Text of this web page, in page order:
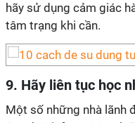
hãy sử dụng cảm giác
tâm trạng khi cần.
9. Hãy liên tục học
Một số những nhà lãnh